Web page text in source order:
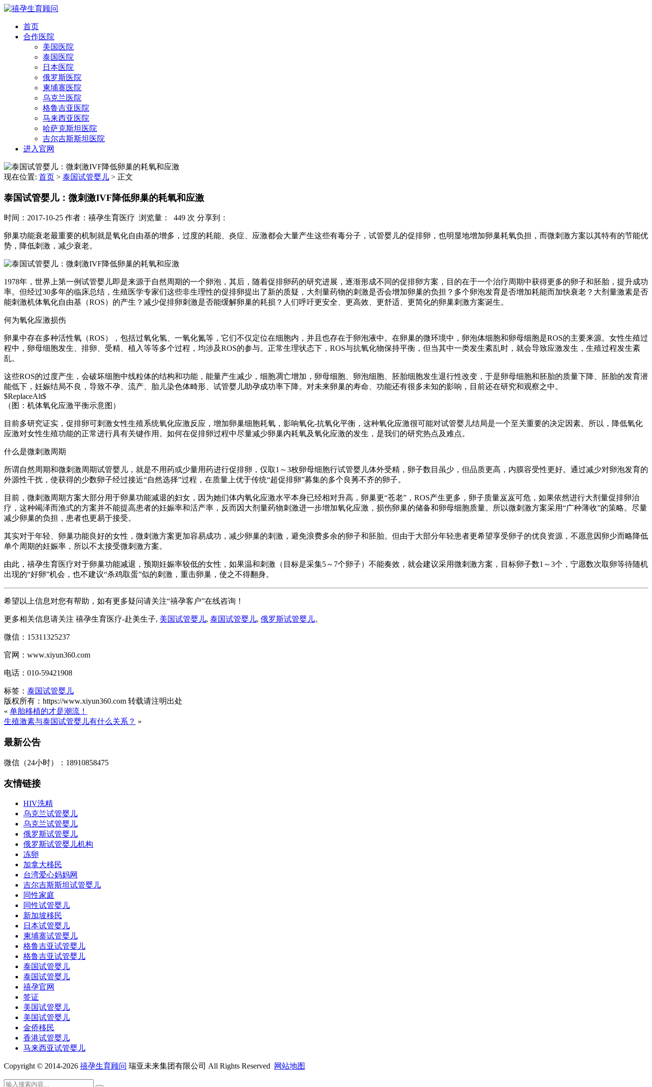
首页
合作医院
美国医院
泰国医院
日本医院
俄罗斯医院
柬埔寨医院
乌克兰医院
格鲁吉亚医院
马来西亚医院
哈萨克斯坦医院
吉尔吉斯斯坦医院
进入官网
现在位置: 首页 > 泰国试管婴儿 > 正文
泰国试管婴儿：微刺激IVF降低卵巢的耗氧和应激
时间：2017-10-25 作者：禧孕生育医疗 浏览量： 449 次 分享到：
卵巢功能衰老最重要的机制就是氧化自由基的增多，过度的耗能、炎症、应激都会大量产生这些有毒分子，试管婴儿的促排卵，也明显地增加卵巢耗氧负担，而微刺激方案以其特有的节能优
势，降低刺激，减少衰老。
1978年，世界上第一例试管婴儿即是来源于自然周期的一个卵泡，其后，随着促排卵药的研究进展，逐渐形成不同的促排卵方案，目的在于一个治疗周期中获得更多的卵子和胚胎，提升成功
率。但经过30多年的临床总结，生殖医学专家们这些非生理性的促排卵提出了新的质疑，大剂量药物的刺激是否会增加卵巢的负担？多个卵泡发育是否增加耗能而加快衰老？大剂量激素是否
能刺激机体氧化自由基（ROS）的产生？减少促排卵刺激是否能缓解卵巢的耗损？人们呼吁更安全、更高效、更舒适、更简化的卵巢刺激方案诞生。
何为氧化应激损伤
卵巢中存在多种活性氧（ROS），包括过氧化氢、一氧化氮等，它们不仅定位在细胞内，并且也存在于卵泡液中。在卵巢的微环境中，卵泡体细胞和卵母细胞是ROS的主要来源。女性生殖过
程中，卵母细胞发生、排卵、受精、植入等等多个过程，均涉及ROS的参与。正常生理状态下，ROS与抗氧化物保持平衡，但当其中一类发生紊乱时，就会导致应激发生，生殖过程发生紊
乱。
这些ROS的过度产生，会破坏细胞中线粒体的结构和功能，能量产生减少，细胞凋亡增加，卵母细胞、卵泡细胞、胚胎细胞发生退行性改变，于是卵母细胞和胚胎的质量下降、胚胎的发育潜
能低下，妊娠结局不良，导致不孕、流产、胎儿染色体畸形、试管婴儿助孕成功率下降。对未来卵巢的寿命、功能还有很多未知的影响，目前还在研究和观察之中。
$ReplaceAlt$
（图：机体氧化应激平衡示意图）
目前多研究证实，促排卵可刺激女性生殖系统氧化应激反应，增加卵巢细胞耗氧，影响氧化-抗氧化平衡，这种氧化应激很可能对试管婴儿结局是一个至关重要的决定因素。所以，降低氧化
应激对女性生殖功能的正常进行具有关键作用。如何在促排卵过程中尽量减少卵巢内耗氧及氧化应激的发生，是我们的研究热点及难点。
什么是微刺激周期
所谓自然周期和微刺激周期试管婴儿，就是不用药或少量用药进行促排卵，仅取1～3枚卵母细胞行试管婴儿体外受精，卵子数目虽少，但品质更高，内膜容受性更好。通过减少对卵泡发育的
外源性干扰，使获得的少数卵子经过接近“自然选择”过程，在质量上优于传统“超促排卵”募集的多个良莠不齐的卵子。
目前，微刺激周期方案大部分用于卵巢功能减退的妇女，因为她们体内氧化应激水平本身已经相对升高，卵巢更“苍老”，ROS产生更多，卵子质量岌岌可危，如果依然进行大剂量促排卵治
疗，这种竭泽而渔式的方案并不能提高患者的妊娠率和活产率，反而因大剂量药物刺激进一步增加氧化应激，损伤卵巢的储备和卵母细胞质量。所以微刺激方案采用“广种薄收”的策略。尽量
减少卵巢的负担，患者也更易于接受。
其实对于年轻、卵巢功能良好的女性，微刺激方案更加容易成功，减少卵巢的刺激，避免浪费多余的卵子和胚胎。但由于大部分年轻患者更希望享受卵子的优良资源，不愿意因卵少而略降低
单个周期的妊娠率，所以不太接受微刺激方案。
由此，禧孕生育医疗对于卵巢功能减退，预期妊娠率较低的女性，如果温和刺激（目标是采集5～7个卵子）不能奏效，就会建议采用微刺激方案，目标卵子数1～3个，宁愿数次取卵等待随机
出现的“好卵”机会，也不建议“杀鸡取蛋”似的刺激，重击卵巢，使之不得翻身。
希望以上信息对您有帮助，如有更多疑问请关注“禧孕客户”在线咨询！
更多相关信息请关注 禧孕生育医疗-赴美生子, 美国试管婴儿, 泰国试管婴儿, 俄罗斯试管婴儿。
微信：15311325237
官网：www.xiyun360.com
电话：010-59421908
标签： 泰国试管婴儿
版权所有：https://www.xiyun360.com 转载请注明出处
« 单胎移植的才是潮流！
生殖激素与泰国试管婴儿有什么关系？ »
最新公告
微信（24小时）：18910858475
友情链接
HIV洗精
乌克兰试管婴儿
乌克兰试管婴儿
俄罗斯试管婴儿
俄罗斯试管婴儿机构
冻卵
加拿大移民
台湾爱心妈妈网
吉尔吉斯斯坦试管婴儿
同性家庭
同性试管婴儿
新加坡移民
日本试管婴儿
柬埔寨试管婴儿
格鲁吉亚试管婴儿
格鲁吉亚试管婴儿
泰国试管婴儿
泰国试管婴儿
禧孕官网
签证
美国试管婴儿
美国试管婴儿
金侨移民
香港试管婴儿
马来西亚试管婴儿
Copyright © 2014-2026 禧孕生育顾问 瑞亚未来集团有限公司 All Rights Reserved 网站地图